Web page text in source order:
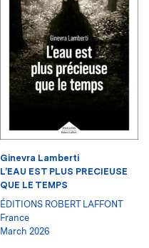
Ginevra Lamberti
L’EAU EST PLUS PRECIEUSE
QUE LE TEMPS
ÉDITIONS ROBERT LAFFONT
France
March 2026